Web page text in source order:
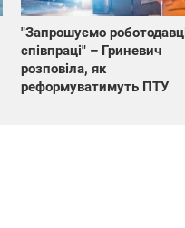
"Запрошуємо
співпраці" – Гриневич
розповіла, як
реформуватимуть ПТУ